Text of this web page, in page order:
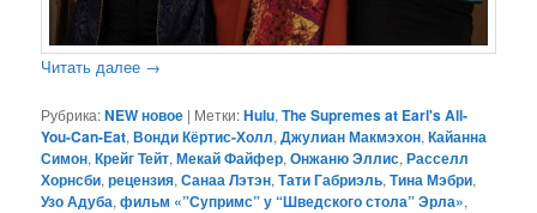
Читать далее →
Рубрика:NEW новое | Метки:Hulu,The Supremes at Earl's All-
You-Can-Eat,Вонди Кёртис-Холл,Джулиан Макмэхон,Кайанна
Симон,Крейг Тейт,Мекай Файфер,Онжаню Эллис,Расселл
Хорнсби,рецензия,Санаа Лэтэн,Тати Габриэль,Тина Мэбри,
Узо Адуба,фильм «”Супримс” у “Шведского стола” Эрла»,